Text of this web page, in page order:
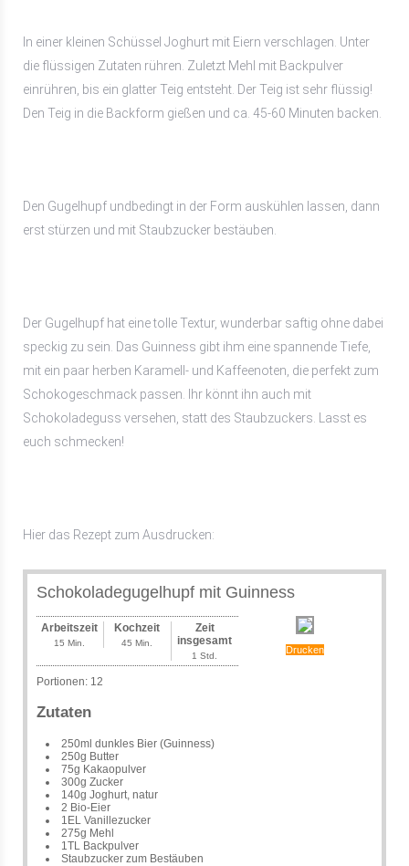
In einer kleinen Schüssel Joghurt mit Eiern verschlagen. Unter
die flüssigen Zutaten rühren. Zuletzt Mehl mit Backpulver
einrühren, bis ein glatter Teig entsteht. Der Teig ist sehr flüssig!
Den Teig in die Backform gießen und ca. 45-60 Minuten backen.
Den Gugelhupf undbedingt in der Form auskühlen lassen, dann
erst stürzen und mit Staubzucker bestäuben.
Der Gugelhupf hat eine tolle Textur, wunderbar saftig ohne dabei
speckig zu sein. Das Guinness gibt ihm eine spannende Tiefe,
mit ein paar herben Karamell- und Kaffeenoten, die perfekt zum
Schokogeschmack passen. Ihr könnt ihn auch mit
Schokoladeguss versehen, statt des Staubzuckers. Lasst es
euch schmecken!
Hier das Rezept zum Ausdrucken:
Schokoladegugelhupf mit Guinness
Drucken
Arbeitszeit
15 Min.
Kochzeit
45 Min.
Zeit
insgesamt
1 Std.
Portionen: 12
Zutaten
250ml dunkles Bier (Guinness)
250g Butter
75g Kakaopulver
300g Zucker
140g Joghurt, natur
2 Bio-Eier
1EL Vanillezucker
275g Mehl
1TL Backpulver
Staubzucker zum Bestäuben